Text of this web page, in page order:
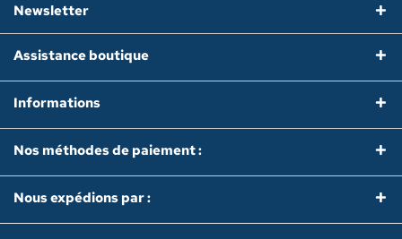
Newsletter
Assistance boutique
Informations
Nos méthodes de paiement :
Nous expédions par :